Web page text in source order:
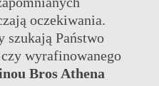
oczekiwania.
szukają Państwo
wyrafinowanego
Bros Athena